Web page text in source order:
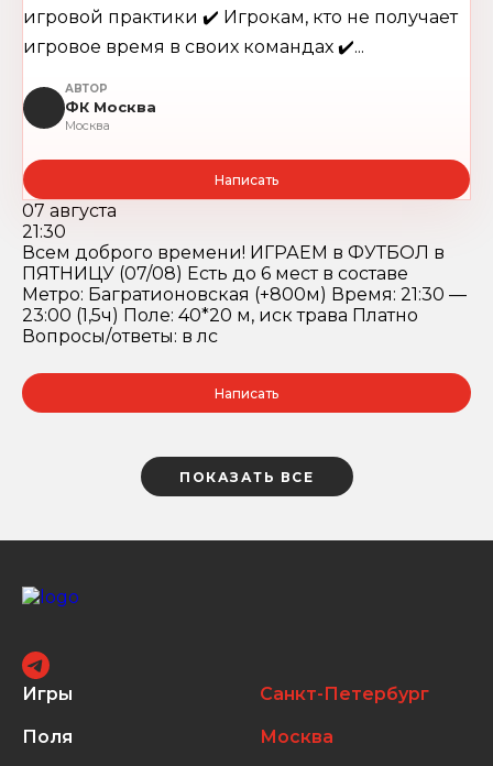
игровой практики ✔️ Игрокам, кто не получает
игровое время в своих командах ✔️...
АВТОР
ФК Москва
Москва
Написать
07 августа
21:30
Всем доброго времени! ИГРАЕМ в ФУТБОЛ в
ПЯТНИЦУ (07/08) Есть до 6 мест в составе
Метро: Багратионовская (+800м) Время: 21:30 —
23:00 (1,5ч) Поле: 40*20 м, иск трава Платно
Вопросы/ответы: в лс
Написать
ПОКАЗАТЬ ВСЕ
Игры
Поля
Санкт-Петербург
Москва